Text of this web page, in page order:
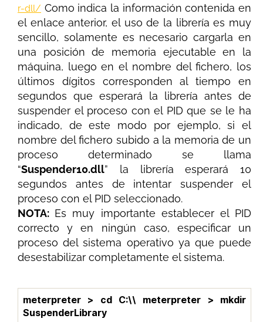
r-dll/ Como indica la información contenida en
el enlace anterior, el uso de la librería es muy
sencillo, solamente es necesario cargarla en
una posición de memoria ejecutable en la
máquina, luego en el nombre del fichero, los
últimos dígitos corresponden al tiempo en
segundos que esperará la librería antes de
suspender el proceso con el PID que se le ha
indicado, de este modo por ejemplo, si el
nombre del fichero subido a la memoria de un
proceso determinado se llama
“Suspender10.dll” la librería esperará 10
segundos antes de intentar suspender el
proceso con el PID seleccionado.
NOTA: Es muy importante establecer el PID
correcto y en ningún caso, especificar un
proceso del sistema operativo ya que puede
desestabilizar completamente el sistema.
meterpreter > cd C:\\ meterpreter > mkdir
SuspenderLibrary